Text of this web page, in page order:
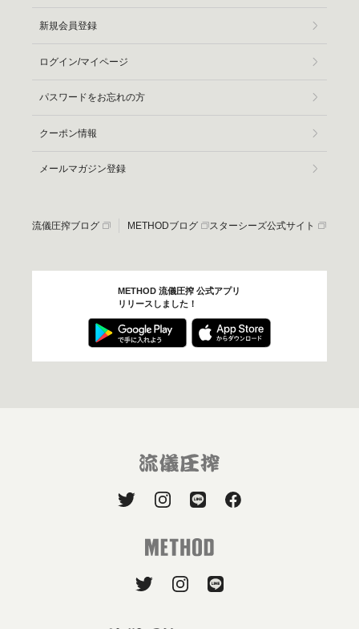
新規会員登録
ログイン/マイページ
パスワードをお忘れの方
クーポン情報
メールマガジン登録
流儀圧搾ブログ METHODブログ スターシーズ公式サイト
METHOD 流儀圧搾 公式アプリ
リリースしました！